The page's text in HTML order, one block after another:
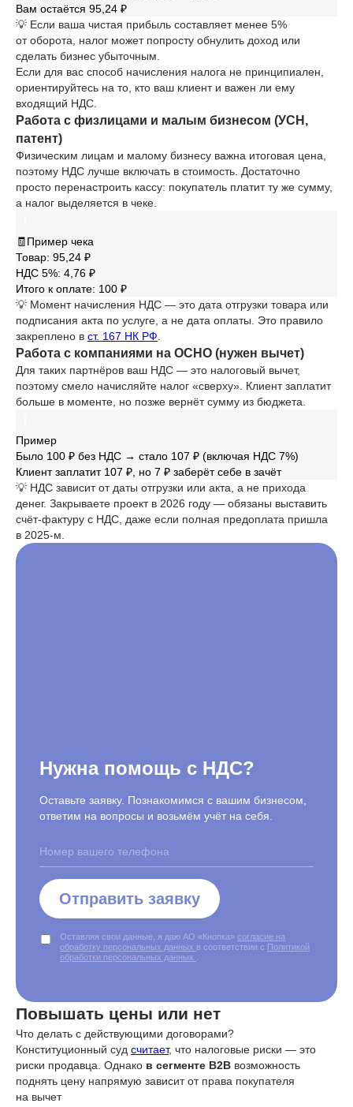
Вам остаётся 95,24 ₽
💡 Если ваша чистая прибыль составляет менее 5%
от оборота, налог может попросту обнулить доход или
сделать бизнес убыточным.
Если для вас способ начисления налога не принципиален,
ориентируйтесь на то, кто ваш клиент и важен ли ему
входящий НДС.
Работа с физлицами и малым бизнесом (УСН,
патент)
Физическим лицам и малому бизнесу важна итоговая цена,
поэтому НДС лучше включать в стоимость. Достаточно
просто перенастроить кассу: покупатель платит ту же сумму,
а налог выделяется в чеке.
🧾Пример чека
Товар: 95,24 ₽
НДС 5%: 4,76 ₽
Итого к оплате: 100 ₽
💡 Момент начисления НДС — это дата отгрузки товара или
подписания акта по услуге, а не дата оплаты. Это правило
закреплено в ст. 167 НК РФ
Работа с компаниями на ОСНО (нужен вычет)
Для таких партнёров ваш НДС — это налоговый вычет,
поэтому смело начисляйте налог «сверху». Клиент заплатит
больше в моменте, но позже вернёт сумму из бюджета.
Пример
Было 100 ₽ без НДС → стало 107 ₽ (включая НДС 7%)
Клиент заплатит 107 ₽, но 7 ₽ заберёт себе в зачёт
💡 НДС зависит от даты отгрузки или акта, а не прихода
денег. Закрываете проект в 2026 году — обязаны выставить
счёт-фактуру с НДС, даже если полная предоплата пришла
в 2025-м.
Нужна помощь с НДС?
Оставьте заявку. Познакомимся с вашим бизнесом,
ответим на вопросы и возьмём учёт на себя.
Отправить заявку
Оставляя свои данные, я даю АО «Кнопка» согласие на
обработку персональных данных в соответствии с Политикой
обработки персональных данных
Повышать цены или нет
Что делать с действующими договорами?
Конституционный суд считает, что налоговые риски — это
риски продавца. Однако в сегменте B2B возможность
поднять цену напрямую зависит от права покупателя
на вычет